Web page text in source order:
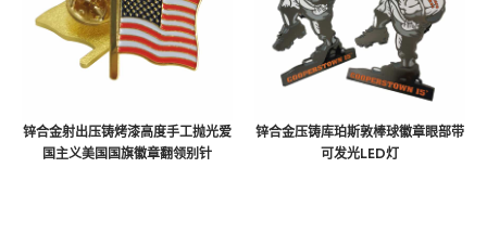
锌合金射出压铸烤漆高度手工抛光爱
国主义美国国旗徽章翻领别针
锌合金压铸库珀斯敦棒球徽章眼部带
可发光LED灯